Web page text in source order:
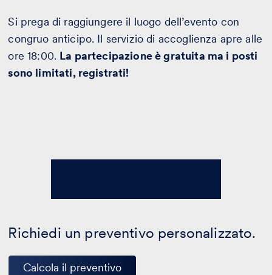
Si prega di raggiungere il luogo dell’evento con
congruo anticipo. Il servizio di accoglienza apre alle
ore 18:00. La partecipazione è gratuita ma i posti
sono limitati, registrati!
Richiedi un preventivo personalizzato.
Calcola il preventivo